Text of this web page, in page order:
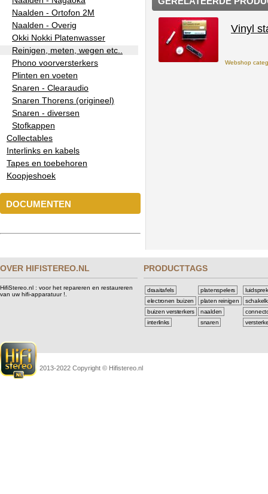
Naalden - Ortofon 2M
Naalden - Overig
Okki Nokki Platenwasser
Reinigen, meten, wegen etc..
Phono voorversterkers
Plinten en voeten
Snaren - Clearaudio
Snaren Thorens (origineel)
Snaren - diversen
Stofkappen
Collectables
Interlinks en kabels
Tapes en toebehoren
Koopjeshoek
DOCUMENTEN
Vinyl
Webshop
OVER HIFISTEREO.NL
HifiStereo.nl : voor het repareren en restaureren
van uw hifi-apparatuur !.
PRODUCTTAGS
draaitafels
electronen buizen
buizen versterkers
interlinks
platenspelers
platen reinigen
naalden
snaren
2013-2022 Copyright © Hifistereo.nl